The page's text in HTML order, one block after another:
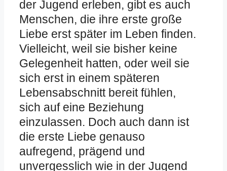
der Jugend erleben, gibt es auch
Menschen, die ihre erste große
Liebe erst später im Leben finden.
Vielleicht, weil sie bisher keine
Gelegenheit hatten, oder weil sie
sich erst in einem späteren
Lebensabschnitt bereit fühlen,
sich auf eine Beziehung
einzulassen. Doch auch dann ist
die erste Liebe genauso
aufregend, prägend und
unvergesslich wie in der Jugend